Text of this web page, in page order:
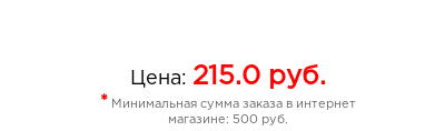
натрия, лаурет-10, ПЭГ-200
глицерилпальмат, ПЭГ-7
ПЭГ-6 глицерилкаприлат/капрат,
Цена: 215.0 руб.
* Минимальная сумма заказа в интернет
магазине: 500 руб.